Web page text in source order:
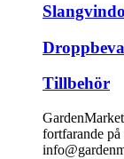
Tillbehör
fortfarande